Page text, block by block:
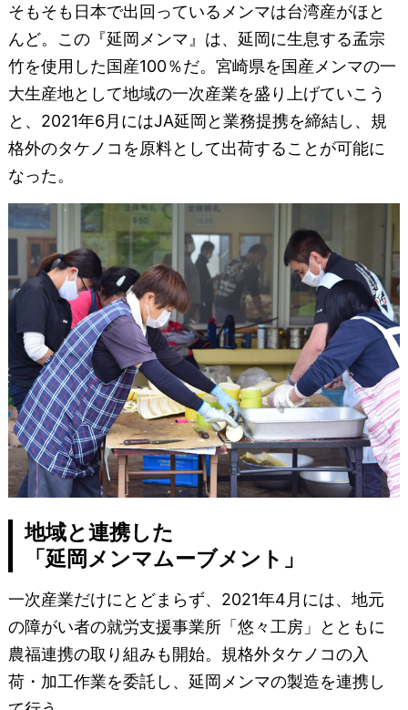
そもそも日本で出回っているメンマは台湾産がほと
んど。この『延岡メンマ』は、延岡に生息する孟宗
竹を使用した国産100％だ。宮崎県を国産メンマの一
大生産地として地域の一次産業を盛り上げていこう
と、2021年6月にはJA延岡と業務提携を締結し、規
格外のタケノコを原料として出荷することが可能に
なった。
地域と連携した
「延岡メンマムーブメント」
一次産業だけにとどまらず、2021年4月には、地元
の障がい者の就労支援事業所「悠々工房」とともに
農福連携の取り組みも開始。規格外タケノコの入
荷・加工作業を委託し、延岡メンマの製造を連携し